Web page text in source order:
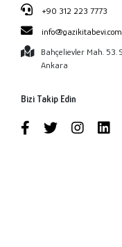
+90 312 223 7773
Bahçelievler Mah. 53.
Ankara
Bizi Takip Edin